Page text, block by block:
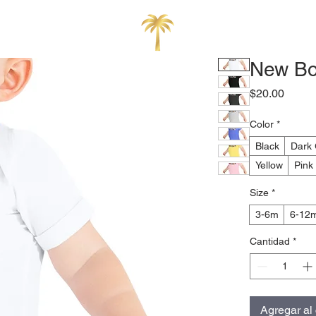
New
$20.00Precio
Color *
Black
Dark
Yellow
Pink
Size *
3-6m
6-
Cantidad *
Agregar al